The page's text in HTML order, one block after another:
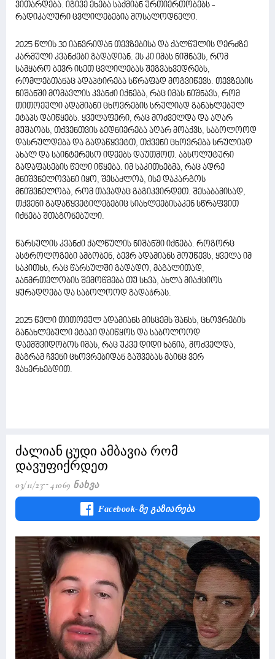
ვითარდება. იგივე ეხება საქმიან ურთიერთობებს -
რადიკალური ცვლილებებია მოსალოდნელი.
2025 წლის 30 იანვრიდან თევზებისა და ქალწულის ღერძზე
კარმული კვანძები გადადიან. ეს კი იმას ნიშნავს, რომ
სამყარო ბევრ ისეთ ცვლილებას შეგვახვედრებს,
რომლებთანაც ადაპტირება სწრაფად მოგვიწევს. თევზების
ნიშანში მომავლის კვანძი იქნება, რაც იმას ნიშნავს, რომ
თითოეული ადამიანი ცხოვრების სრულიად განახლებულ
ეტაპს დაიწყებს. ყველაფერი, რაც მოძველდა და აღარ
მუშაობს, თქვენთვის ბედნიერება აღარ მოაქვს, საბოლოოდ
დასრულდება და გადაწყვეტთ, თქვენი ცხოვრება სრულიად
ახალ და საინტერესო იდეებს დაუთმოთ. აბსოლუტური
გადაფასების წელი იწყება. იმ საკითხებმა, რაც ადრე
მნიშვნელოვანი იყო, შესაძლოა, ისე დაკარგოს
მნიშვნელობა, რომ თავადაც გაგიკვირდეთ. შესაბამისად,
თქვენი გადაწყვეტილებებიც სიახლეებისაკენ სწრაფვით
იქნება შთაგონებული.
წარსულის კვანძი ქალწულის ნიშანში იქნება. როგორც
ასტროლოგები ამბობენ, ბევრ ადამიანს მოუწევს, ყველა იმ
საკითხს, რაც წარსულში გადადო, მაგალითად,
ჯანმრთელობის შემოწმება თუ სხვა, ახლა მიაქციოს
ყურადღება და საბოლოოდ გადაჭრას.
2025 წელი თითოეულ ადამიანს მისცემს შანსს, ცხოვრების
განახლებული ეტაპი დაიწყოს და საბოლოოდ
დაემშვიდობოს იმას, რაც უკვე დიდი ხანია, მოძველდა,
მაგრამ ჩვენი ცხოვრებიდან გაშვებას მაინც ვერ
ვახერხებდით.
ძალიან ცუდი ამბავია რომ
დავუფიქრდეთ
03/11/23 41069 Ნახვა
Facebook-Ზე Გაზიარება